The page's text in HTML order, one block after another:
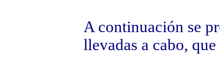
A continuación se
llevadas a cabo,